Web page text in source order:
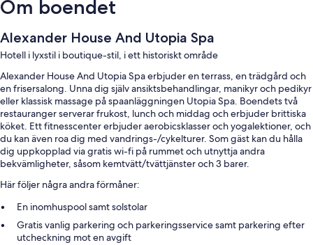
Om boendet
Alexander House And Utopia Spa
Hotell i lyxstil i boutique-stil, i ett historiskt område
Alexander House And Utopia Spa erbjuder en terrass, en trädgård och
en frisersalong. Unna dig själv ansiktsbehandlingar, manikyr och pedikyr
eller klassisk massage på spaanläggningen Utopia Spa. Boendets två
restauranger serverar frukost, lunch och middag och erbjuder brittiska
köket. Ett fitnesscenter erbjuder aerobicsklasser och yogalektioner, och
du kan även roa dig med vandrings-/cykelturer. Som gäst kan du hålla
dig uppkopplad via gratis wi-fi på rummet och utnyttja andra
bekvämligheter, såsom kemtvätt/tvättjänster och 3 barer.
Här följer några andra förmåner:
En inomhuspool samt solstolar
Gratis vanlig parkering och parkeringsservice samt parkering efter
utcheckning mot en avgift